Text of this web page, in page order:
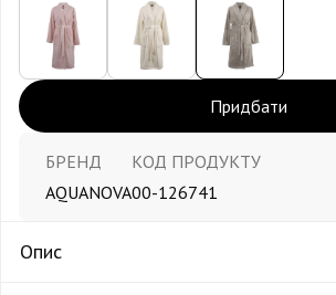
Придбати
БРЕНД
AQUANOVA
КОД ПРОДУКТУ
00-126741
Опис